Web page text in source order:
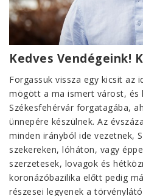
Kedves Vendégeink!
Forgassuk vissza egy kicsit az
mögött a ma ismert várost, és
Székesfehérvár forgatagába,
ünnepére készülnek. Az
minden irányból ide vezetnek,
szekereken, lóháton, vagy
szerzetesek, lovagok és
koronázóbazilika előtt pedig
részesei legyenek a